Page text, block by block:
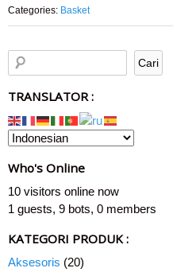
Categories: Basket
TRANSLATOR :
Who's Online
10 visitors online now
1 guests, 9 bots, 0 members
KATEGORI PRODUK :
Aksesoris (20)